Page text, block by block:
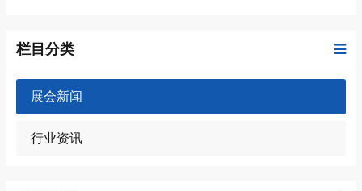
栏目分类
展会新闻
行业资讯